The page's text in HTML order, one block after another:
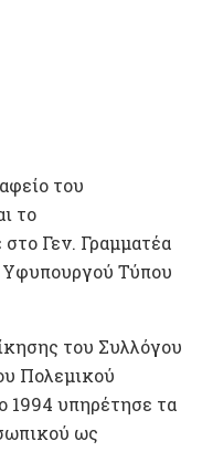
του
το
Γεν. Γραμματέα
Υφυπουργού Τύπου
του Συλλόγου
Πολεμικού
1994 υπηρέτησε τα
ως